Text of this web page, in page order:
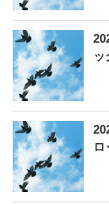
ッ
ロ